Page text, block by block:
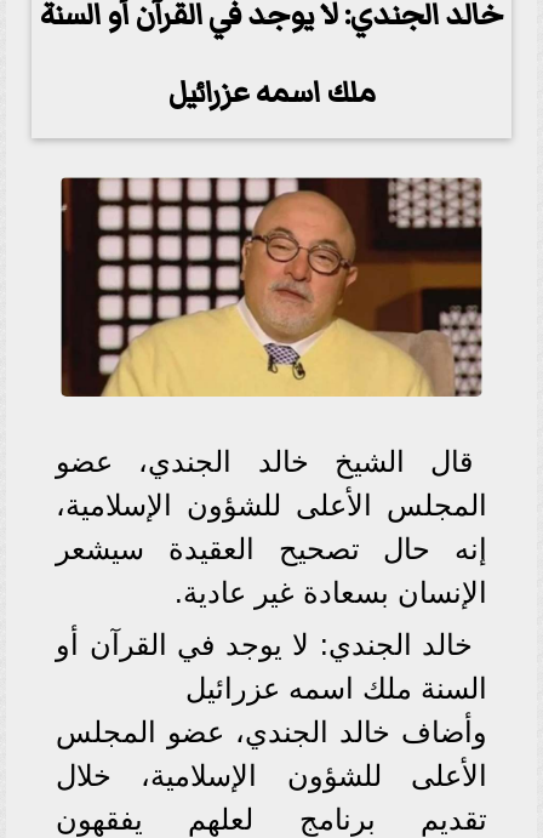
خالد الجندي: لا يوجد في القرآن أو السنة
ملك اسمه عزرائيل
قال الشيخ خالد الجندي، عضو
المجلس الأعلى للشؤون الإسلامية،
إنه حال تصحيح العقيدة سيشعر
الإنسان بسعادة غير عادية.
خالد الجندي: لا يوجد في القرآن أو
السنة ملك اسمه عزرائيل
وأضاف خالد الجندي، عضو المجلس
الأعلى للشؤون الإسلامية، خلال
تقديم برنامج لعلهم يفقهون